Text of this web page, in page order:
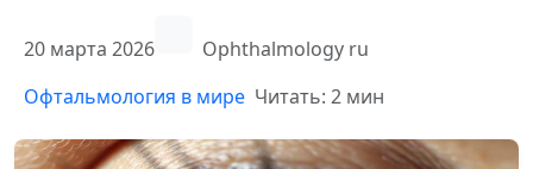
20 марта 2026
Ophthalmology ru
Офтальмология в мире Читать: 2 мин